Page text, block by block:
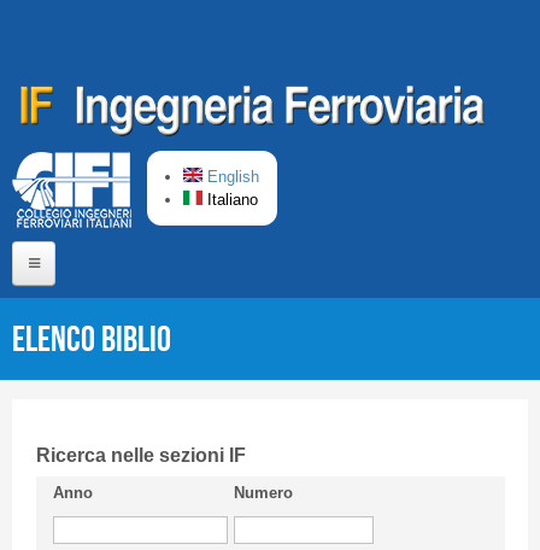
English
Italiano
CIFI in breve
Linee Guida
Elenco Biblio
Ricerca nelle sezioni IF
Anno Numero